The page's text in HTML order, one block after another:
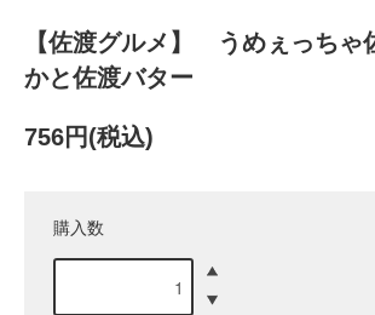
【佐渡グルメ】 うめぇっち
かと佐渡バター
756円(税込)
購入数